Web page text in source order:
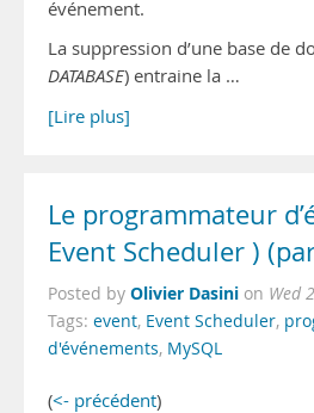
événement.
La suppression d’une base de
DATABASE) entraine la …
[Lire plus]
Le programmateur
Event Scheduler )
Posted by Olivier Dasini on Wed
Tags: event, Event Scheduler,
d'événements, MySQL
(<- précédent)